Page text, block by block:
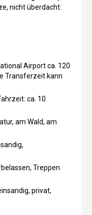
nicht überdacht:
Airport ca. 120
Transferzeit kann
ca. 10
am Wald, am
Treppen
privat,